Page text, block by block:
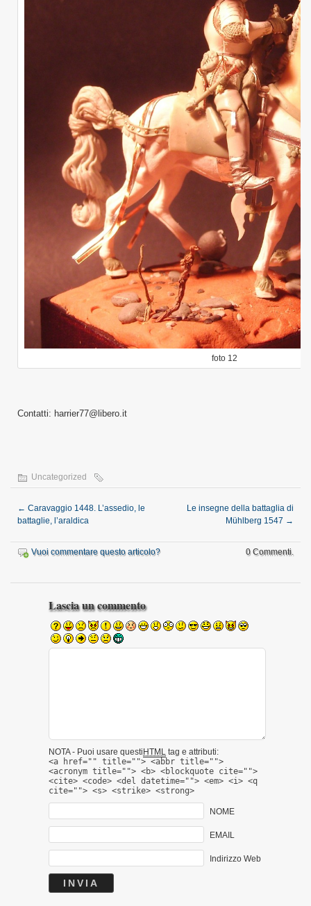
foto 12
Contatti: harrier77@libero.it
Uncategorized
← Caravaggio 1448. L’assedio, le
battaglie, l’araldica
Le insegne della battaglia di
Mühlberg 1547 →
Vuoi commentare questo articolo? 0 Commenti.
Lascia un commento
NOTA - Puoi usare questi HTML tag e attributi:
<a href="" title=""> <abbr title="">
<acronym title=""> <b> <blockquote cite="">
<cite> <code> <del datetime=""> <em> <i> <q
cite=""> <s> <strike> <strong>
NOME
EMAIL
Indirizzo Web